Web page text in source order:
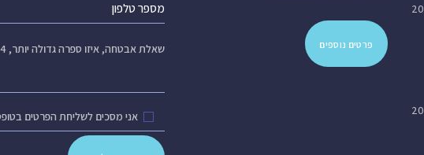
שאלת אבטחה, איזו ספרה גדולה יותר, 4 או 7?
אני מסכים לשליחת הפרטים
פרטים נוספים